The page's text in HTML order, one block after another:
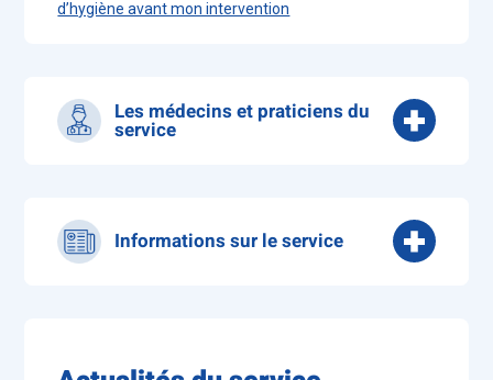
d’hygiène avant mon intervention
Les médecins et praticiens du
service
Dr AVRAMENKO Alla - Chirurgie thoracique et
vasculaireInformations sur le service